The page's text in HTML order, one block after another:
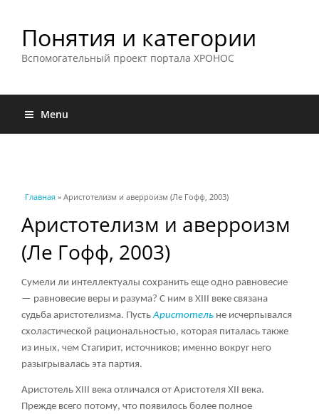
Понятия и категории
Вспомогательный проект портала ХРОНОС
Menu
Вы здесь
Главная » Аристотелизм и аверроизм (Ле Гофф, 2003)
Аристотелизм и аверроизм
(Ле Гофф, 2003)
Сумели ли интеллектуалы сохранить еще одно равновесие
— равновесие веры и разума? С ним в XIII веке связана
судьба аристотелизма. ПустьАристотель не исчерпывался
схоластической рациональностью, которая питалась также
из иных, чем Стагирит, источников; именно вокруг него
разыгрывалась эта партия.
Аристотель XIII века отличался от Аристотеля XII века.
Прежде всего потому, что появилось более полное